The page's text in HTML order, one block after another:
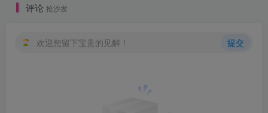
评论 抢沙发
欢迎您留下宝贵的见解！ 提交